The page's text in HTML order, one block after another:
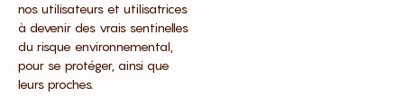
nos utilisateurs et utilisatrices
à devenir des vrais sentinelles
du risque environnemental,
pour se protéger, ainsi que
leurs proches.